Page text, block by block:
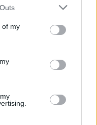
of my
Καληφώνη:
τον Χρήστο
τις